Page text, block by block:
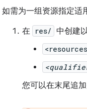
如需为一组资源指定适
在 res/ 中创建
您可以在末尾追